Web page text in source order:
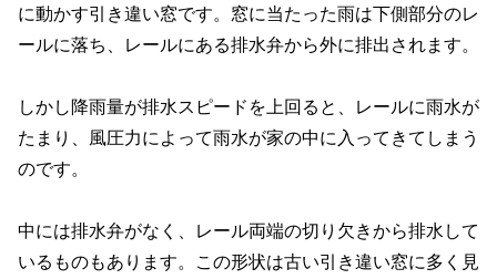
に動かす引き違い窓です。窓に当たった雨は下側部分のレ
ールに落ち、レールにある排水弁から外に排出されます。
しかし降雨量が排水スピードを上回ると、レールに雨水が
たまり、風圧力によって雨水が家の中に入ってきてしまう
のです。
中には排水弁がなく、レール両端の切り欠きから排水して
いるものもあります。この形状は古い引き違い窓に多く見